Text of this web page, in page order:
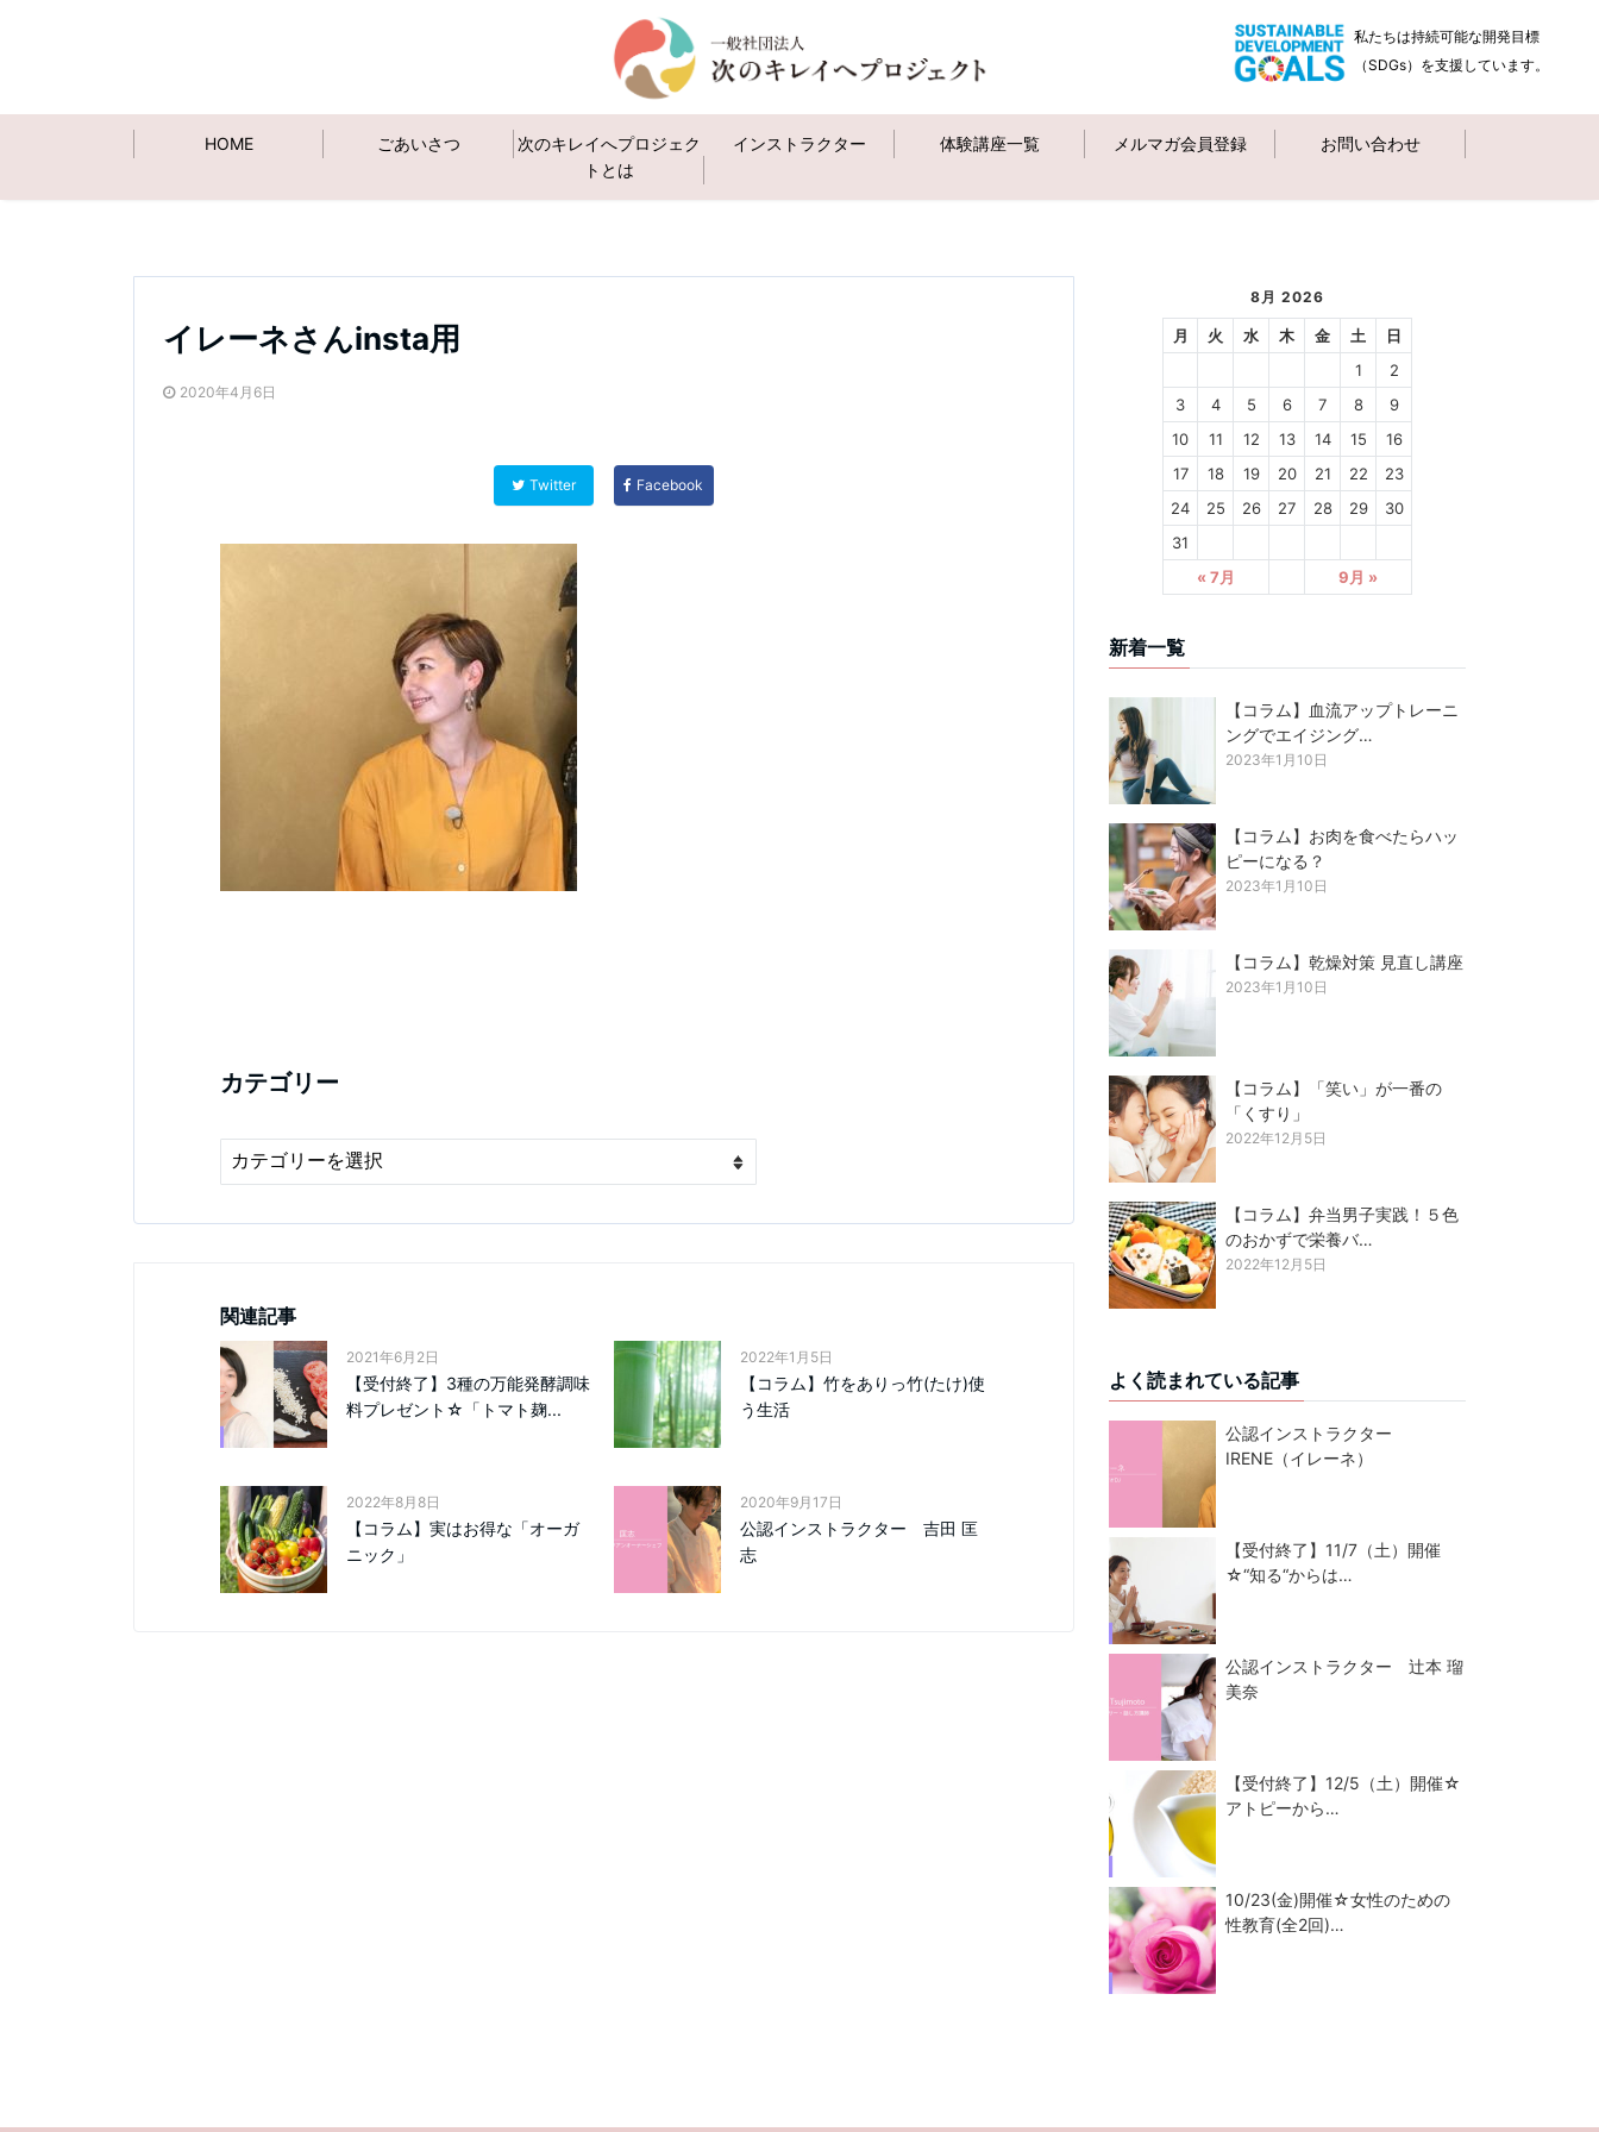
HOME ごあいさつ
次のキレイへプロジェク
トとは
インストラクター 体験講座一覧 メルマガ会員登録 お問い合わせ
イレーネさんinsta用
2020年4月6日
Twitter Facebook
カテゴリー
関連記事
2021年6月2日
【受付終了】3種の万能発酵調味
料プレゼント☆「トマト麹...
2022年1月5日
【コラム】竹をありっ竹(たけ)使
う生活
2022年8月8日
【コラム】実はお得な「オーガ
ニック」
2020年9月17日
公認インストラクター 吉田 匡
志
8月 2026
月 火 水 木 金 土
日
1
2
3
4 5 6 7 8
9
10
11 12 13 14 15
16
17
18 19 20 21 22
23
24
25 26 27 28 29
30
31
« 7月
9月 »
新着一覧
【コラム】血流アップトレーニ
ングでエイジング…
2023年1月10日
【コラム】お肉を食べたらハッ
ピーになる？
2023年1月10日
【コラム】乾燥対策 見直し講座
2023年1月10日
【コラム】「笑い」が一番の
「くすり」
2022年12月5日
【コラム】弁当男子実践！５色
のおかずで栄養バ…
2022年12月5日
よく読まれている記事
公認インストラクター
IRENE（イレーネ）
【受付終了】11/7（土）開催
☆“知る“からは…
公認インストラクター 辻本 瑠
美奈
【受付終了】12/5（土）開催☆
アトピーから…
10/23(金)開催☆女性のための
性教育(全2回)…
私たちは持続可能な開発目標
（SDGs）を支援しています。